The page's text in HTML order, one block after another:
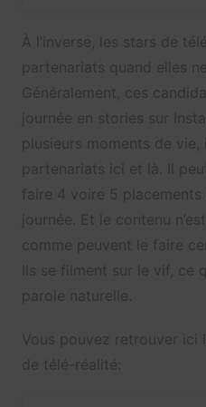
À l’inverse, les stars de
partenariats quand elles
Généralement, ces
journée en stories sur
plusieurs moments de
partenariats ici et là. Il
faire 4 voire 5
journée. Et le contenu
comme peuvent le faire
Ils se filment sur le vif, ce
parole naturelle.
Vous pouvez retrouver ici
de télé-réalité: